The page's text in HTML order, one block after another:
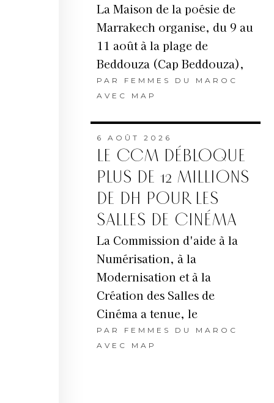
La Maison de la poésie de
Marrakech organise, du 9 au
11 août à la plage de
Beddouza (Cap Beddouza),
PAR FEMMES DU MAROC
AVEC MAP
6 AOÛT 2026
LE CCM DÉBLOQUE
PLUS DE 12 MILLIONS
DE DH POUR LES
SALLES DE CINÉMA
La Commission d'aide à la
Numérisation, à la
Modernisation et à la
Création des Salles de
Cinéma a tenue, le
PAR FEMMES DU MAROC
AVEC MAP